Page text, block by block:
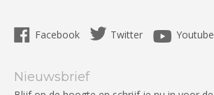
Facebook Twitter Youtube
Nieuwsbrief